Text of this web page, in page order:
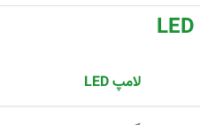
لامپ LED